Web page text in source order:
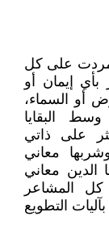
الآن قد تمردت على كل
بأي إيمان أو
أو السماء،
البقايا
على ذاتي
معاني
الدين معاني
المشاعر
التطويع